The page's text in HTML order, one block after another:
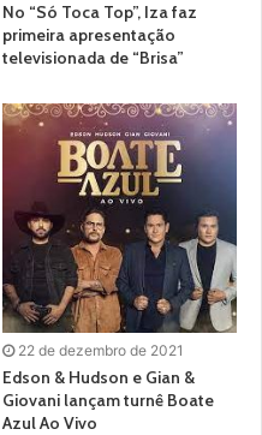
No “Só Toca Top”, Iza faz
primeira apresentação
televisionada de “Brisa”
22 de dezembro de 2021
Edson & Hudson e Gian &
Giovani lançam turnê Boate
Azul Ao Vivo